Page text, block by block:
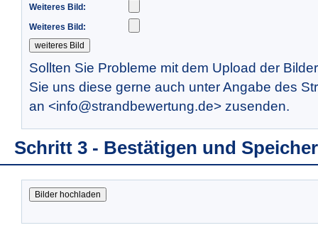
Weiteres Bild:
Weiteres Bild:
Sollten Sie Probleme mit dem Upload der
Sie uns diese gerne auch unter Angabe des
an <info@strandbewertung.de> zusenden.
Schritt 3 - Bestätigen und